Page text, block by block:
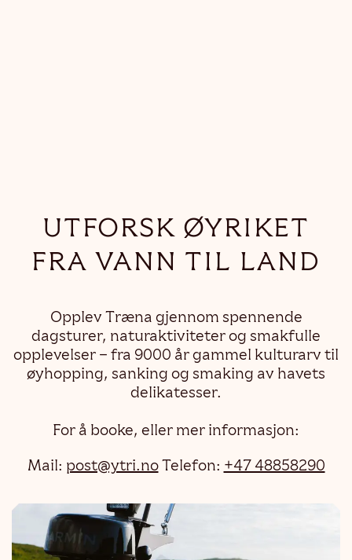
UTFORSK ØYRIKET
FRA VANN TIL LAND
Opplev Træna gjennom spennende
dagsturer, naturaktiviteter og smakfulle
opplevelser – fra 9000 år gammel kulturarv til
øyhopping, sanking og smaking av havets
delikatesser.
For å booke, eller mer informasjon:
Mail: post@ytri.noTelefon: +47 48858290